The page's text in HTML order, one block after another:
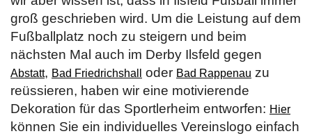
groß geschrieben wird. Um die Leistung auf dem
Fußballplatz noch zu steigern und beim
nächsten Mal auch im Derby Ilsfeld gegen
Abstatt, Bad Friedrichshall oder Bad Rappenau zu
reüssieren, haben wir eine motivierende
Dekoration für das Sportlerheim entworfen: Hier
können Sie ein individuelles Vereinslogo einfach